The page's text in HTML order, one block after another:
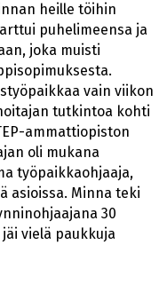
heille töihin
puhelimeensa ja
joka muisti
vain viikon
tutkintoa kohti
ammattiopiston
oli mukana
työpaikkaohjaaja,
asioissa. Minna teki
30
vielä paukkuja